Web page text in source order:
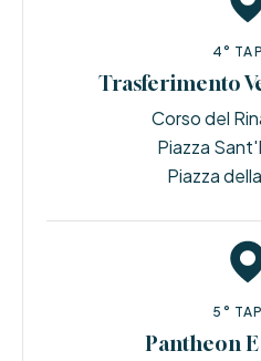
4°
Trasferimento
Corso del
Piazza
Piazza
5°
Pantheon